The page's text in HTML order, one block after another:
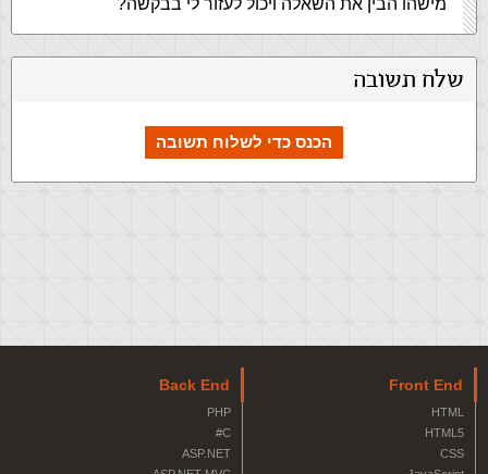
מישהו הבין את השאלה ויכול לעזור לי בבקשה?
שלח תשובה
הכנס כדי לשלוח תשובה
Front End
HTML
HTML5
CSS
Back End
PHP
C#
ASP.NET